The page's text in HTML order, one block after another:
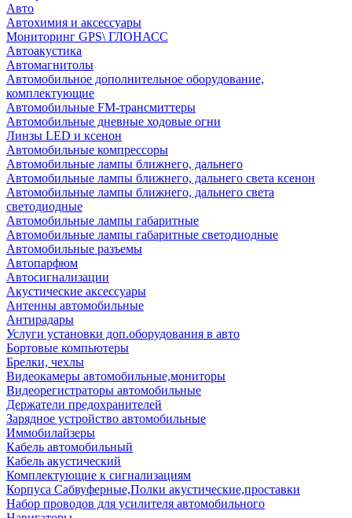
Авто
Автохимия и аксессуары
Мониторинг GPS\ ГЛОНАСС
Автоакустика
Автомагнитолы
Автомобильное дополнительное оборудование,
комплектующие
Автомобильные FM-трансмиттеры
Автомобильные дневные ходовые огни
Линзы LED и ксенон
Автомобильные компрессоры
Автомобильные лампы ближнего, дальнего
Автомобильные лампы ближнего, дальнего света ксенон
Автомобильные лампы ближнего, дальнего света
светодиодные
Автомобильные лампы габаритные
Автомобильные лампы габаритные светодиодные
Автомобильные разъемы
Автопарфюм
Автосигнализации
Акустические аксессуары
Антенны автомобильные
Антирадары
Услуги установки доп.оборудования в авто
Бортовые компьютеры
Брелки, чехлы
Видеокамеры автомобильные,мониторы
Видеорегистраторы автомобильные
Держатели предохранителей
Зарядное устройство автомобильные
Иммобилайзеры
Кабель автомобильный
Кабель акустический
Комплектующие к сигнализациям
Корпуса Сабвуферные,Полки акустические,проставки
Набор проводов для усилителя автомобильного